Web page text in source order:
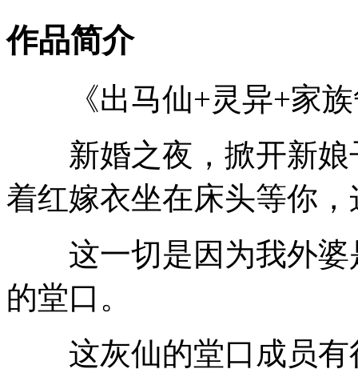
作品简介
《出马仙+灵异+家族
新婚之夜，掀开新娘
着红嫁衣坐在床头等你
这一切是因为我外婆
的堂口。
这灰仙的堂口成员有